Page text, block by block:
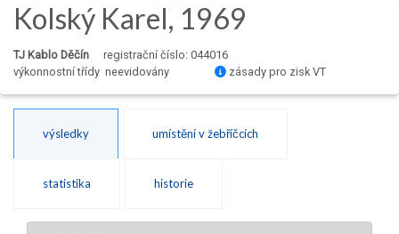
Kolský Karel, 1969
TJ Kablo Děčín
registrační číslo: 044016
výkonnostní třídy neevidovány
zásady pro zisk VT
výsledky umístění v žebříčcích
statistika historie